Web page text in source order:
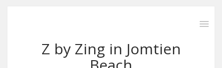
Z by Zing in Jomtien